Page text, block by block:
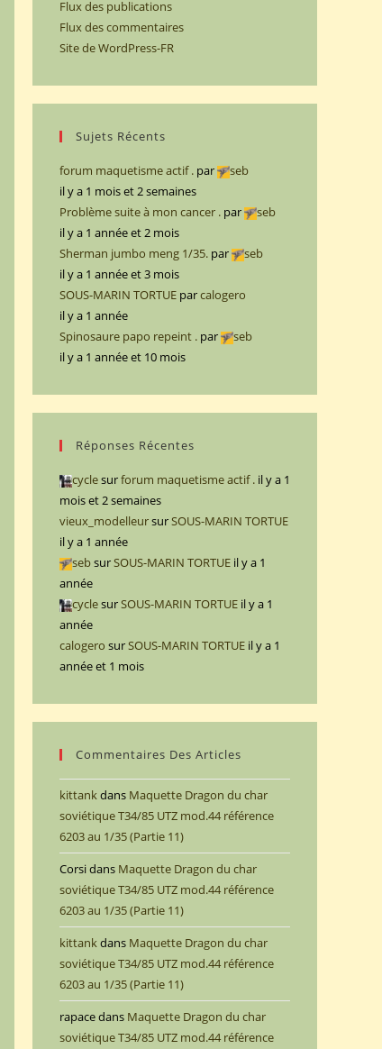
Flux des publications
Flux des commentaires
Site de WordPress-FR
Sujets Récents
forum maquetisme actif . par
seb
il y a 1 mois et 2 semaines
Problème suite à mon cancer . par
seb
il y a 1 année et 2 mois
Sherman jumbo meng 1/35. par
seb
il y a 1 année et 3 mois
SOUS-MARIN TORTUE parcalogero
il y a 1 année
Spinosaure papo repeint . par
seb
il y a 1 année et 10 mois
Réponses Récentes
cyclesurforum maquetisme actif . il y a 1
mois et 2 semaines
vieux_modelleursurSOUS-MARIN TORTUE
il y a 1 année
sebsurSOUS-MARIN TORTUE il y a 1
année
cyclesurSOUS-MARIN TORTUE il y a 1
année
calogero surSOUS-MARIN TORTUE il y a 1
année et 1 mois
Commentaires Des Articles
kittankdans Maquette Dragon du char
soviétique T34/85 UTZ mod.44 référence
6203 au 1/35 (Partie 11)
Corsidans Maquette Dragon du char
soviétique T34/85 UTZ mod.44 référence
6203 au 1/35 (Partie 11)
kittankdans Maquette Dragon du char
soviétique T34/85 UTZ mod.44 référence
6203 au 1/35 (Partie 11)
rapacedans Maquette Dragon du char
soviétique T34/85 UTZ mod.44 référence